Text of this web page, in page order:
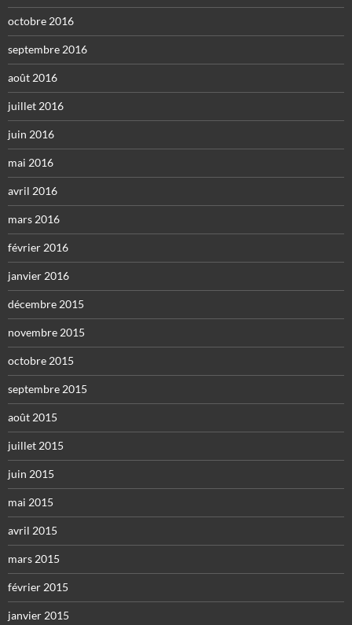
octobre 2016
septembre 2016
août 2016
juillet 2016
juin 2016
mai 2016
avril 2016
mars 2016
février 2016
janvier 2016
décembre 2015
novembre 2015
octobre 2015
septembre 2015
août 2015
juillet 2015
juin 2015
mai 2015
avril 2015
mars 2015
février 2015
janvier 2015